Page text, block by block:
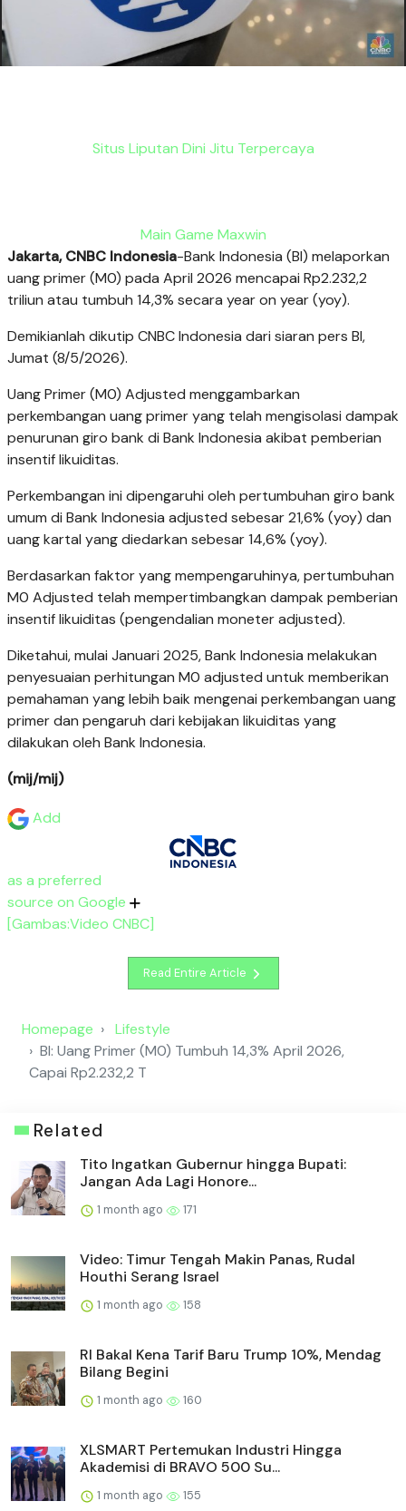
Situs Liputan Dini Jitu Terpercaya
Main Game Maxwin
Jakarta, CNBC Indonesia-Bank Indonesia (BI) melaporkan
uang primer (M0) pada April 2026 mencapai Rp2.232,2
triliun atau tumbuh 14,3% secara year on year (yoy).
Demikianlah dikutip CNBC Indonesia dari siaran pers BI,
Jumat (8/5/2026).
Uang Primer (M0) Adjusted menggambarkan
perkembangan uang primer yang telah mengisolasi dampak
penurunan giro bank di Bank Indonesia akibat pemberian
insentif likuiditas.
Perkembangan ini dipengaruhi oleh pertumbuhan giro bank
umum di Bank Indonesia adjusted sebesar 21,6% (yoy) dan
uang kartal yang diedarkan sebesar 14,6% (yoy).
Berdasarkan faktor yang mempengaruhinya, pertumbuhan
M0 Adjusted telah mempertimbangkan dampak pemberian
insentif likuiditas (pengendalian moneter adjusted).
Diketahui, mulai Januari 2025, Bank Indonesia melakukan
penyesuaian perhitungan M0 adjusted untuk memberikan
pemahaman yang lebih baik mengenai perkembangan uang
primer dan pengaruh dari kebijakan likuiditas yang
dilakukan oleh Bank Indonesia.
(mij/mij)
Add
as a preferred
source on Google
[Gambas:Video CNBC]
Read Entire Article
Homepage
Lifestyle
BI: Uang Primer (M0) Tumbuh 14,3% April 2026,
Capai Rp2.232,2 T
Related
Tito Ingatkan Gubernur hingga Bupati:
Jangan Ada Lagi Honore...
1 month ago 171
Video: Timur Tengah Makin Panas, Rudal
Houthi Serang Israel
1 month ago 158
RI Bakal Kena Tarif Baru Trump 10%, Mendag
Bilang Begini
1 month ago 160
XLSMART Pertemukan Industri Hingga
Akademisi di BRAVO 500 Su...
1 month ago 155